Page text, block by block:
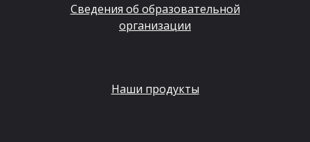
Сведения об образовательной
организации
Наши продукты